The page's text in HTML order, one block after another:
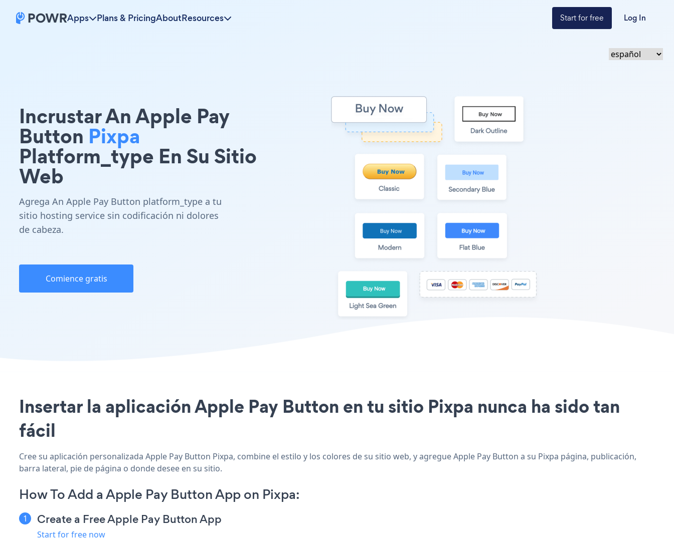
Apps Plans & PricingAboutResources Start for free Log In
Incrustar An Apple Pay
Button Pixpa
Platform_type En Su Sitio
Web
Agrega An Apple Pay Button platform_type a tu
sitio hosting service sin codificación ni dolores
de cabeza.
Comience gratis
Insertar la aplicación Apple Pay Button en tu sitio Pixpa nunca ha sido tan
fácil
Cree su aplicación personalizada Apple Pay Button Pixpa, combine el estilo y los colores de su sitio web, y agregue Apple Pay Button a su Pixpa página, publicación,
barra lateral, pie de página o donde desee en su sitio.
How To Add a Apple Pay Button App on Pixpa:
Create a Free Apple Pay Button App
Start for free now